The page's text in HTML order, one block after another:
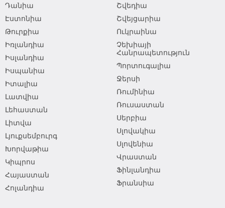
Դանիա
Էստոնիա
Թուրքիա
Իռլանդիա
Իսլանդիա
Իսպանիա
Իտալիա
Լատվիա
Լեհաստան
Լիտվա
Լյուքսեմբուրգ
Խորվաթիա
Կիպրոս
Հայաստան
Հոլանդիա
Շվեդիա
Շվեյցարիա
Ուկրաինա
Չեխիայի
Հանրապետություն
Պորտուգալիա
Ջերսի
Ռումինիա
Ռուսաստան
Սերբիա
Սլովակիա
Սլովենիա
Վրաստան
Ֆինլանդիա
Ֆրանսիա